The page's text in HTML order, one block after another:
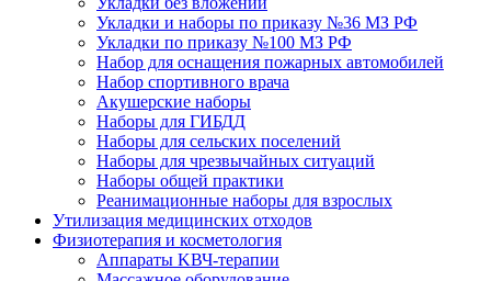
Укладки и наборы по приказу №36 МЗ РФ
Укладки по приказу №100 МЗ РФ
Набор для оснащения пожарных автомобилей
Набор спортивного врача
Акушерские наборы
Наборы для ГИБДД
Наборы для сельских поселений
Наборы для чрезвычайных ситуаций
Наборы общей практики
Реанимационные наборы для взрослых
Утилизация медицинских отходов
Физиотерапия и косметология
Аппараты KВЧ-терапии